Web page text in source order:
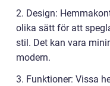
2. Design:
olika sätt för att
stil. Det kan vara
modern.
3. Funktioner: Vissa